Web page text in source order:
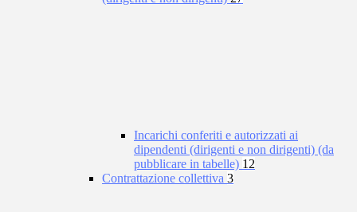
Incarichi conferiti e autorizzati ai
dipendenti (dirigenti e non dirigenti) (da
pubblicare in tabelle) 12
Contrattazione collettiva 3